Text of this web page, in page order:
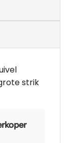
strik